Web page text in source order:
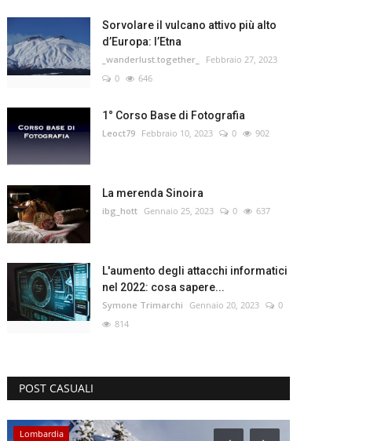
Sorvolare il vulcano attivo più alto
d’Europa: l’Etna
_wanderlust.together_
Febbraio 27, 2023
0
646
1° Corso Base di Fotografia
Leoct79 Febbraio 10, 2023 0 902
La merenda Sinoira
ibg_hott Gennaio 25, 2023 0 637
L'aumento degli attacchi informatici
nel 2022: cosa sapere...
Symone Trimarchi Gennaio 20, 2023
0
814
POST CASUALI
Lombardia